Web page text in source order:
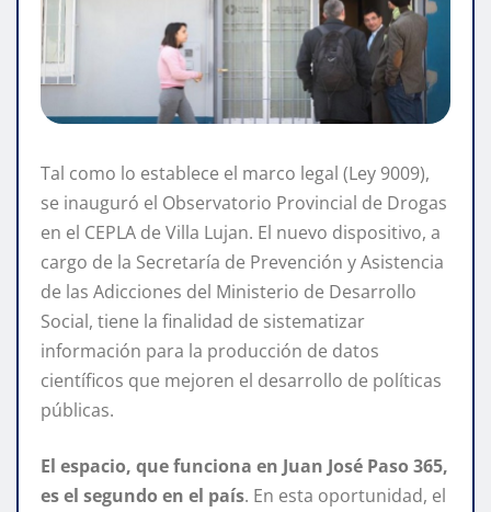
Tal como lo establece el marco legal (Ley 9009),
se inauguró el Observatorio Provincial de Drogas
en el CEPLA de Villa Lujan. El nuevo dispositivo, a
cargo de la Secretaría de Prevención y Asistencia
de las Adicciones del Ministerio de Desarrollo
Social, tiene la finalidad de sistematizar
información para la producción de datos
científicos que mejoren el desarrollo de políticas
públicas.
El espacio, que funciona en Juan José Paso 365,
es el segundo en el país. En esta oportunidad, el